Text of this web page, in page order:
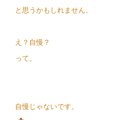
と思うかもしれません。
え？自慢？
って。
自慢じゃないです。